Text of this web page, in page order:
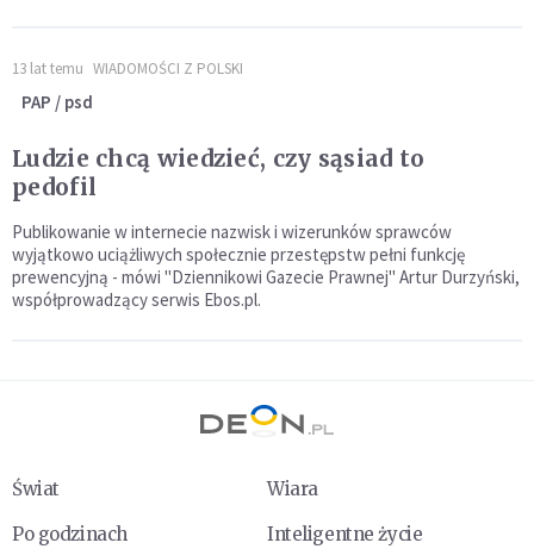
13 lat temu WIADOMOŚCI Z POLSKI
PAP / psd
Ludzie chcą wiedzieć, czy sąsiad to
pedofil
Publikowanie w internecie nazwisk i wizerunków sprawców
wyjątkowo uciążliwych społecznie przestępstw pełni funkcję
prewencyjną - mówi "Dziennikowi Gazecie Prawnej" Artur Durzyński,
współprowadzący serwis Ebos.pl.
Świat
Wiara
Po godzinach
Inteligentne życie